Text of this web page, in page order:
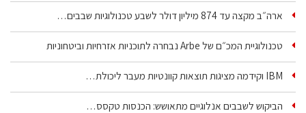
ארה״ב מקצה עד 874 מיליון דולר לשבע טכנולוגיות שבבים…
טכנולוגיית המכ״ם של Arbe נבחרה לתוכניות אזרחיות וביטחוניות
IBM וקידמה מציגות תוצאות קוונטיות מעבר ליכולת…
הביקוש לשבבים אנלוגיים מתאושש: הכנסות טקסס…